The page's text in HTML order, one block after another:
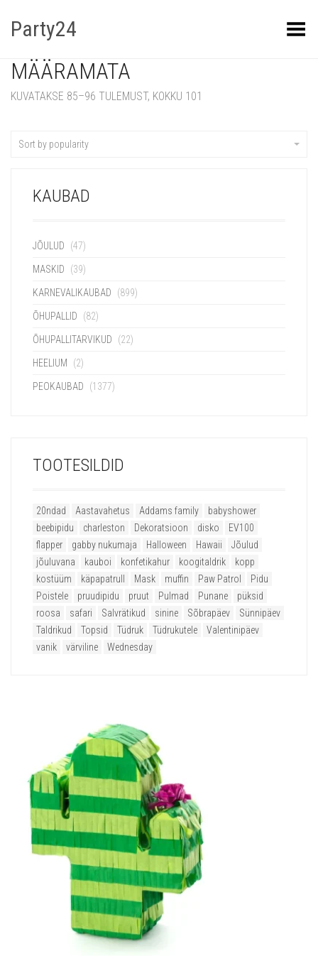
Party24 Kuva menüü
MÄÄRAMATA
KUVATAKSE 85–96 TULEMUST, KOKKU 101
Sort by popularity
KAUBAD
JÕULUD (47)
MASKID (39)
KARNEVALIKAUBAD (899)
ÕHUPALLID (82)
ÕHUPALLITARVIKUD (22)
HEELIUM (2)
PEOKAUBAD (1377)
TOOTESILDID
20ndad Aastavahetus Addams family
babyshower
beebipidu
charleston Dekoratsioon disko
EV100
flapper
gabby nukumaja Halloween Hawaii
Jõulud
jõuluvana
kauboi konfetikahur koogitaldrik
kopp
kostüüm
käpapatrull Mask muffin Paw Patrol
Pidu
Poistele
pruudipidu pruut Pulmad Punane
püksid
roosa
safari Salvrätikud sinine Sõbrapäev
Sünnipäev
Taldrikud
Topsid Tüdruk Tüdrukutele
Valentinipäev
vanik
värviline Wednesday